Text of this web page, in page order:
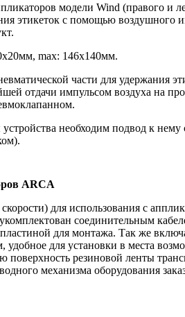
модели Wind (правого и
этикеток с помощью воздушного
max: 146х140мм.
части для удержания
отдачи импульсом воздуха на
необходим подвод к нему
ARCA
для использования с
соединительным
для монтажа. Так же
удобное для установки в места
поверхность резиновой ленты
механизма оборудования